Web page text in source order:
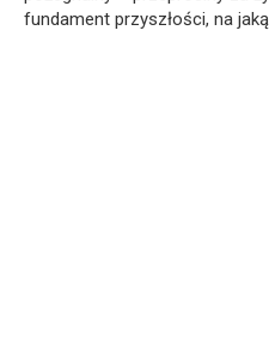
fundament przyszłości, na jaką